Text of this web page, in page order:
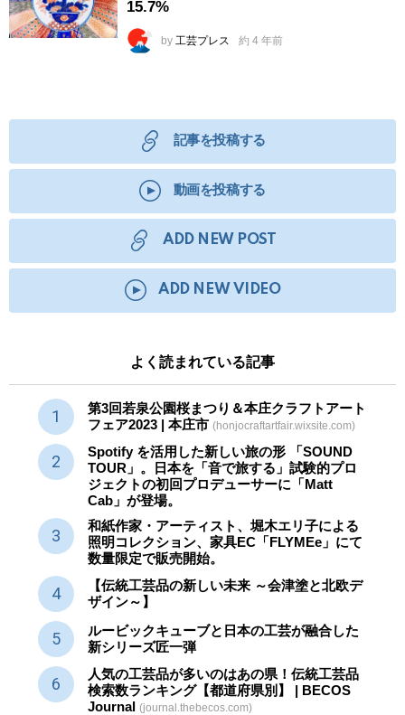
15.7%
by 工芸プレス 約 4 年前
記事を投稿する
動画を投稿する
ADD NEW POST
ADD NEW VIDEO
よく読まれている記事
第3回若泉公園桜まつり＆本庄クラフトアート
フェア2023 | 本庄市 (honjocraftartfair.wixsite.com)
Spotify を活用した新しい旅の形 「SOUND
TOUR」。日本を「音で旅する」試験的プロ
ジェクトの初回プロデューサーに「Matt
Cab」が登場。
和紙作家・アーティスト、堀木エリ子による
照明コレクション、家具EC「FLYMEe」にて
数量限定で販売開始。
【伝統工芸品の新しい未来 ～会津塗と北欧デ
ザイン～】
ルービックキューブと日本の工芸が融合した
新シリーズ匠一弾
人気の工芸品が多いのはあの県！伝統工芸品
検索数ランキング【都道府県別】 | BECOS
Journal (journal.thebecos.com)